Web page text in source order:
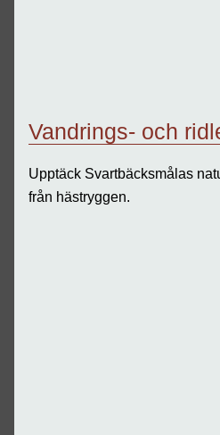
Vandrings- och
Upptäck Svartbäcksmålas
från hästryggen.